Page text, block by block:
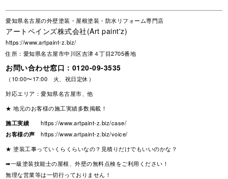
愛知県名古屋の外壁塗装・屋根塗装・防水リフォーム専門店
アートペインズ株式会社(Art paint'z)
https://www.artpaint-z.biz/
住所：愛知県名古屋市中川区吉津４丁目2705番地
お問い合わせ窓口： 0120-09-3535
（10:00〜17:00 火、祝日定休）
対応エリア：愛知県名古屋市、他
★ 地元のお客様の施工実績多数掲載！
施工実績
https://www.artpaint-z.biz/case/
お客様の声
https://www.artpaint-z.biz/voice/
★ 塗装工事っていくらくらいなの？見積りだけでもいいのかな？
➡一級塗装技能士の屋根、外壁の無料点検をご利用ください！
無理な営業等は一切行っておりません！